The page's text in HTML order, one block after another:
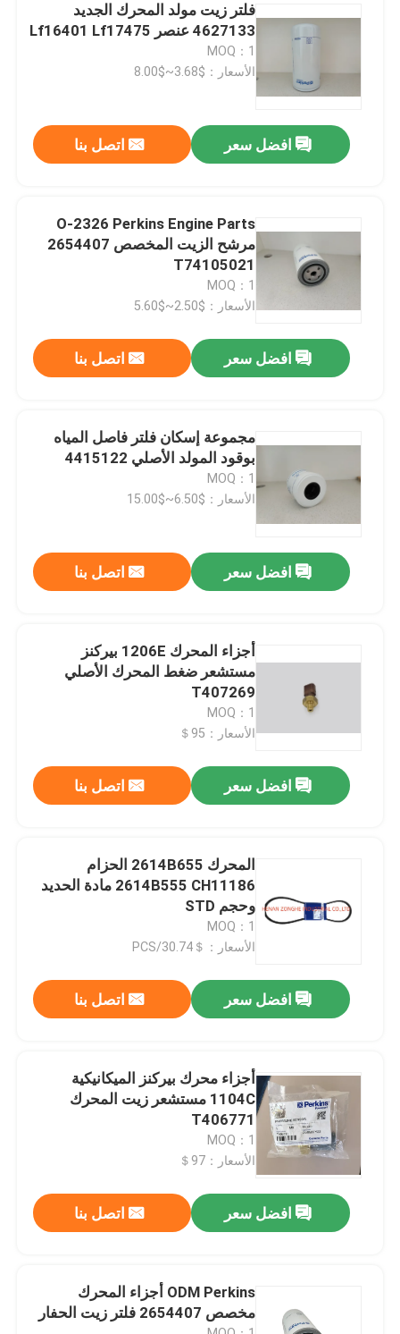
أشرطة فيديو
معلومات عنا
رقابة جودة
اتصل بنا
أخبار
قطع غيار حفارة
فلتر زيت مولد المحرك الجديد
4627133 عنصر Lf16401 Lf17475
MOQ：1
الأسعار：$3.68~$8.00
افضل سعر اتصل بنا
O-2326 Perkins Engine Parts
مرشح الزيت المخصص 2654407
T74105021
MOQ：1
الأسعار：$2.50~$5.60
افضل سعر اتصل بنا
مجموعة إسكان فلتر فاصل المياه
بوقود المولد الأصلي 4415122
MOQ：1
الأسعار：$6.50~$15.00
افضل سعر اتصل بنا
أجزاء المحرك 1206E بيركنز
مستشعر ضغط المحرك الأصلي
T407269
MOQ：1
الأسعار：95＄
افضل سعر اتصل بنا
المحرك 2614B655 الحزام
2614B555 CH11186 مادة الحديد
وحجم STD
MOQ：1
الأسعار：＄30.74/PCS
افضل سعر اتصل بنا
أجزاء محرك بيركنز الميكانيكية
1104C مستشعر زيت المحرك
T406771
MOQ：1
الأسعار：97＄
افضل سعر اتصل بنا
ODM Perkins أجزاء المحرك
مخصص 2654407 فلتر زيت الحفار